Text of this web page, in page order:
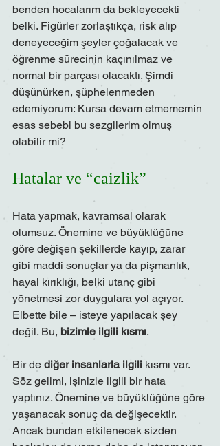
benden hocalarım da bekleyecekti
belki. Figürler zorlaştıkça, risk alıp
deneyeceğim şeyler çoğalacak ve
öğrenme sürecinin kaçınılmaz ve
normal bir parçası olacaktı. Şimdi
düşünürken, şüphelenmeden
edemiyorum: Kursa devam etmememin
esas sebebi bu sezgilerim olmuş
olabilir mi?
Hatalar ve “caizlik”
Hata yapmak, kavramsal olarak
olumsuz. Önemine ve büyüklüğüne
göre değişen şekillerde kayıp, zarar
gibi maddi sonuçlar ya da pişmanlık,
hayal kırıklığı, belki utanç gibi
yönetmesi zor duygulara yol açıyor.
Elbette bile – isteye yapılacak şey
değil. Bu, bizimle ilgili kısmı.
Bir de diğer insanlarla ilgili kısmı var.
Söz gelimi, işinizle ilgili bir hata
yaptınız. Önemine ve büyüklüğüne göre
yaşanacak sonuç da değişecektir.
Ancak bundan etkilenecek sizden